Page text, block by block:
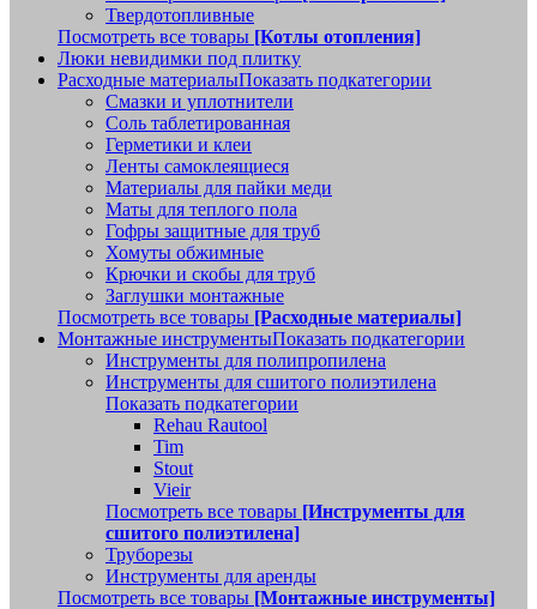
Твердотопливные
Посмотреть все товары [Котлы отопления]
Люки невидимки под плитку
Расходные материалыПоказать подкатегории
Смазки и уплотнители
Соль таблетированная
Герметики и клеи
Ленты самоклеящиеся
Материалы для пайки меди
Маты для теплого пола
Гофры защитные для труб
Хомуты обжимные
Крючки и скобы для труб
Заглушки монтажные
Посмотреть все товары [Расходные материалы]
Монтажные инструментыПоказать подкатегории
Инструменты для полипропилена
Инструменты для сшитого полиэтилена
Показать подкатегории
Rehau Rautool
Tim
Stout
Vieir
Посмотреть все товары [Инструменты для
сшитого полиэтилена]
Труборезы
Инструменты для аренды
Посмотреть все товары [Монтажные инструменты]